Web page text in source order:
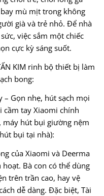
mù mịt trong không
già và trẻ nhỏ. Để nhà
việc sắm một chiếc
cực kỳ sáng suốt.
KIM rinh bộ thiết bị làm
bong:
– Gọn nhẹ, hút sạch mọi
cầm tay Xiaomi chính
máy hút bụi giường nệm
bụi tại nhà):
của Xiaomi và Deerma
Bà con có thể dùng
trên trần cao, hay vệ
dễ dàng. Đặc biệt, Tài